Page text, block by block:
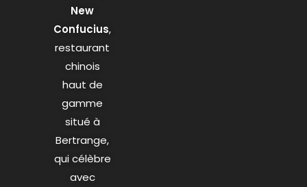
New
Confucius,
restaurant
chinois
haut de
gamme
situé à
Bertrange,
qui célèbre
avec